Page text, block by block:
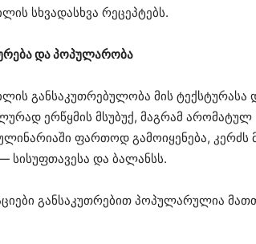
სხვადასხვა რეცეპტებს.
და პოპულარობა
განსაკუთრებულობა მის ტექსტურასა
ერწყმის მსუბუქ, მაგრამ
ფართოდ გამოიყენება, კერძს
და ბალანსს.
განსაკუთრებით პოპულარულია